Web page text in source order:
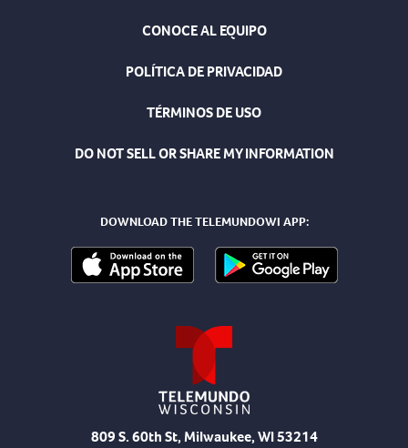
CONOCE AL EQUIPO
POLÍTICA DE PRIVACIDAD
TÉRMINOS DE USO
DO NOT SELL OR SHARE MY INFORMATION
DOWNLOAD THE TELEMUNDOWI APP:
809 S. 60th St, Milwaukee, WI 53214